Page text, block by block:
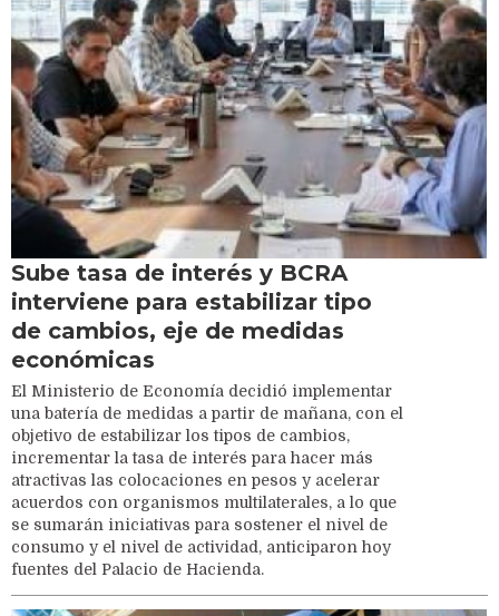
Sube tasa de interés y BCRA
interviene para estabilizar tipo
de cambios, eje de medidas
económicas
El Ministerio de Economía decidió implementar
una batería de medidas a partir de mañana, con el
objetivo de estabilizar los tipos de cambios,
incrementar la tasa de interés para hacer más
atractivas las colocaciones en pesos y acelerar
acuerdos con organismos multilaterales, a lo que
se sumarán iniciativas para sostener el nivel de
consumo y el nivel de actividad, anticiparon hoy
fuentes del Palacio de Hacienda.